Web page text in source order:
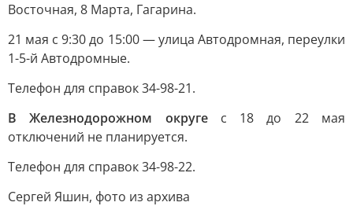
Восточная, 8 Марта, Гагарина.
21 мая с 9:30 до 15:00 — улица Автодромная, переулки
1-5-й Автодромные.
Телефон для справок 34-98-21.
В Железнодорожном округес 18 до 22 мая
отключений не планируется.
Телефон для справок 34-98-22.
Сергей Яшин, фото из архива